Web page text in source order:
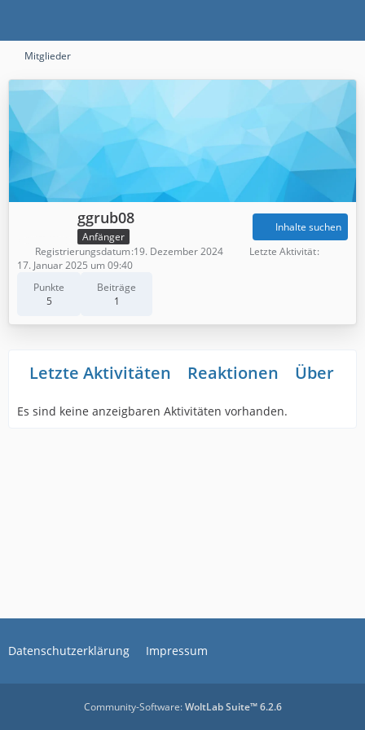
Mitglieder
ggrub08
Anfänger
Punkte
5
Beiträge
1
Inhalte suchen
Registrierungsdatum 19. Dezember 2024
Letzte Aktivität
17. Januar 2025 um 09:40
Letzte Aktivitäten Reaktionen Über
Es sind keine anzeigbaren Aktivitäten vorhanden.
Datenschutzerklärung Impressum
Community-Software:WoltLab Suite™ 6.2.6